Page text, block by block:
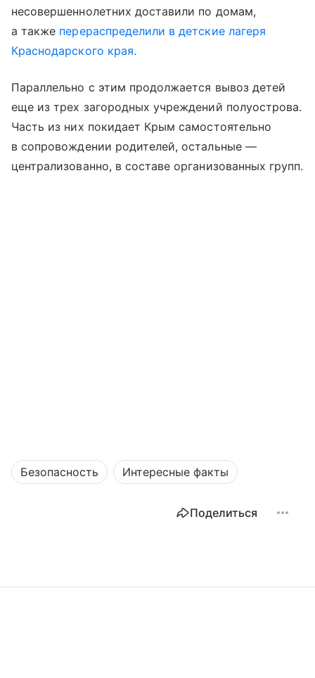
несовершеннолетних доставили по домам,
а также перераспределили в детские лагеря
Краснодарского края.
Параллельно с этим продолжается вывоз детей
еще из трех загородных учреждений полуострова.
Часть из них покидает Крым самостоятельно
в сопровождении родителей, остальные —
централизованно, в составе организованных групп.
Безопасность Интересные факты
Поделиться